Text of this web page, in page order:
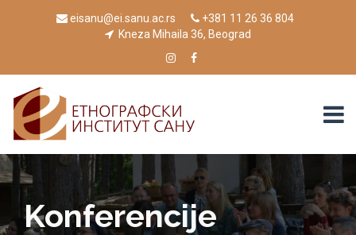
eisanu@ei.sanu.ac.rs
+381 11 26 36 804
Kneza Mihaila 36, Beograd
Konferencije